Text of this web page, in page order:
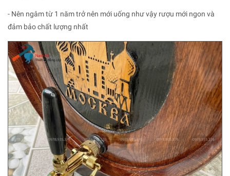
- Nên ngâm từ 1 năm trở nên mới uống như vậy rượu mới ngon và
đảm bảo chất lượng nhất